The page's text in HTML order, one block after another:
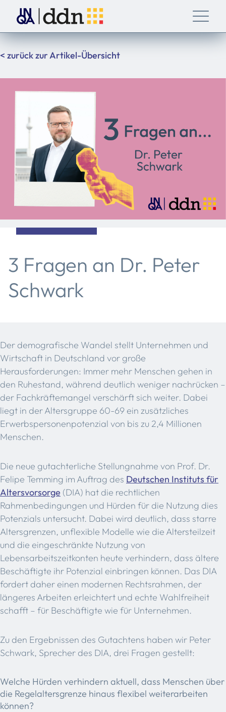
< zurück zur Artikel-Übersicht
3 Fragen an Dr. Peter
Schwark
Der demografische Wandel stellt Unternehmen und
Wirtschaft in Deutschland vor große
Herausforderungen: Immer mehr Menschen gehen in
den Ruhestand, während deutlich weniger nachrücken –
der Fachkräftemangel verschärft sich weiter. Dabei
liegt in der Altersgruppe 60-69 ein zusätzliches
Erwerbspersonenpotenzial von bis zu 2,4 Millionen
Menschen.
Die neue gutachterliche Stellungnahme von Prof. Dr.
Felipe Temming im Auftrag des Deutschen Instituts für
Altersvorsorge (DIA) hat die rechtlichen
Rahmenbedingungen und Hürden für die Nutzung dies
Potenzials untersucht. Dabei wird deutlich, dass starre
Altersgrenzen, unflexible Modelle wie die Altersteilzeit
und die eingeschränkte Nutzung von
Lebensarbeitszeitkonten heute verhindern, dass ältere
Beschäftigte ihr Potenzial einbringen können. Das DIA
fordert daher einen modernen Rechtsrahmen, der
längeres Arbeiten erleichtert und echte Wahlfreiheit
schafft – für Beschäftigte wie für Unternehmen.
Zu den Ergebnissen des Gutachtens haben wir Peter
Schwark, Sprecher des DIA, drei Fragen gestellt:
Welche Hürden verhindern aktuell, dass Menschen über
die Regelaltersgrenze hinaus flexibel weiterarbeiten
können?